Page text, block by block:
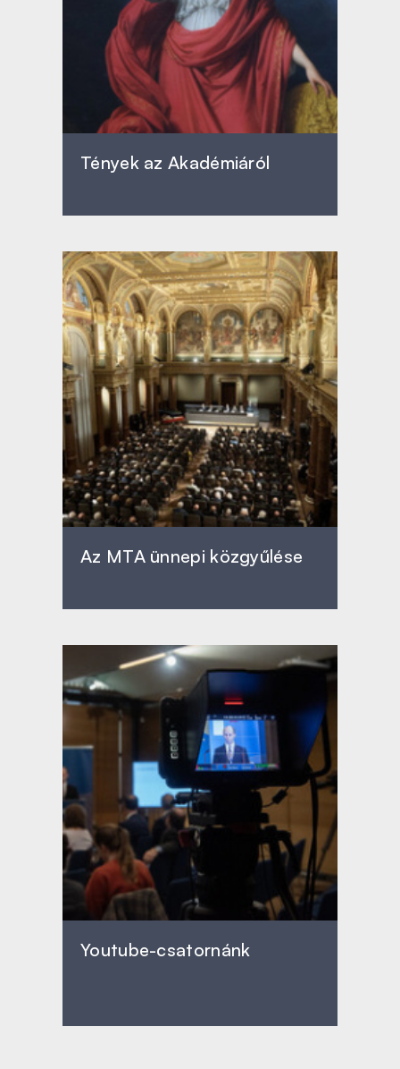
Tények az Akadémiáról
Az MTA ünnepi közgyűlése
Youtube-csatornánk